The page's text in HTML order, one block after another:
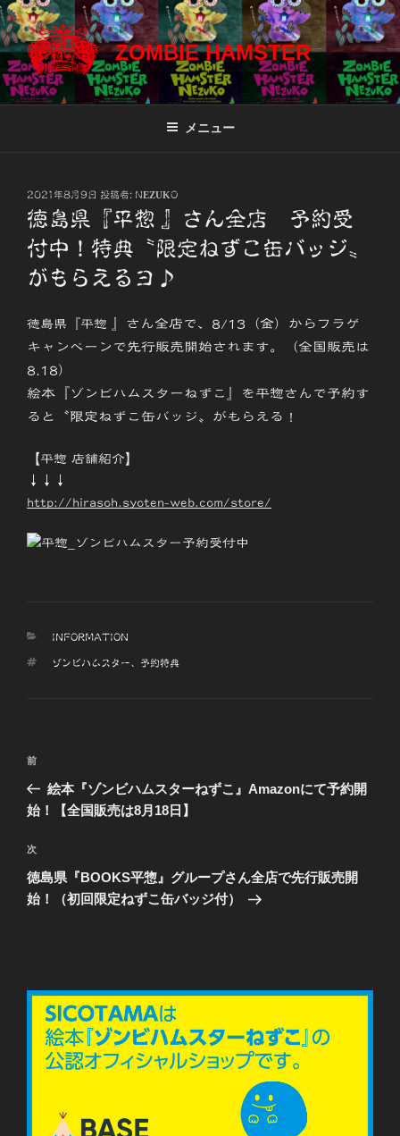
コ
ン
テ
ン
ツ
ZOMBIE HAMSTER
メニュー
投
稿
日:
2021年8月9日 投稿者: NEZUKO
徳島県『平惣 』さん全店 予約受
付中！特典〝限定ねずこ缶バッジ〟
がもらえるヨ♪
徳島県『平惣
』さん全店で、8/13（金）からフラゲ
キャンペーンで先行販売開始されます。
（全国販売は
8.18）
絵本『ゾンビハムスターねずこ』を平惣さんで予約す
ると〝限定ねずこ缶バッジ〟がもらえる！
【 平惣 店舗紹介 】
↓↓↓
http://hirasoh.syoten-web.com/store/
カ
ゴ
INFORMATION
タ
ゾンビハムスター、 予約特典
ナ
ゲ
ー
シ
前
の
投
前
絵本『ゾンビハムスターねずこ』Amazonにて予約開
始！【全国販売は8月18日】
次
の
投
次
徳島県『BOOKS平惣』グループさん全店で先行販売開
始！（初回限定ねずこ缶バッジ付）